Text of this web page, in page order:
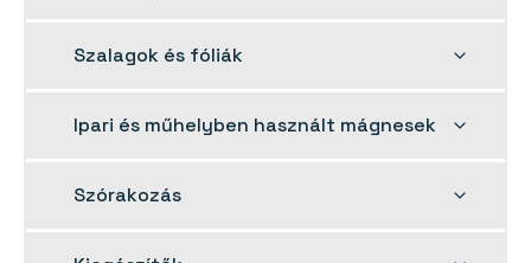
Szalagok és fóliák
Toggle
Ipari és műhelyben használt mágnesek
Toggle
Szórakozás
Toggle